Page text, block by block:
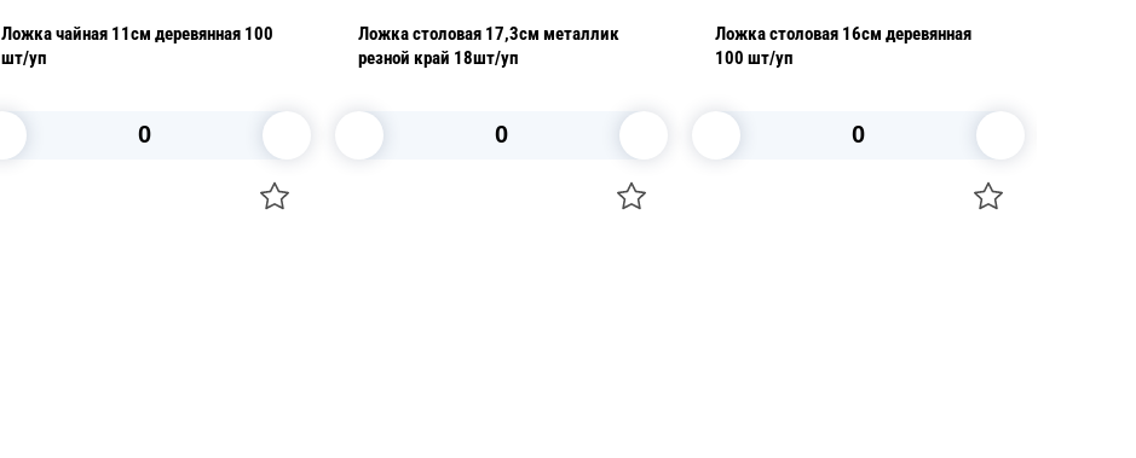
Ложка чайная 11см деревянная 100
шт/уп
Ложка столовая 17,3см металлик
резной край 18шт/уп
Ложка столовая 16см деревянная
100 шт/уп